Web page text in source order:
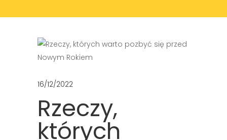
16/12/2022
Rzeczy,
których